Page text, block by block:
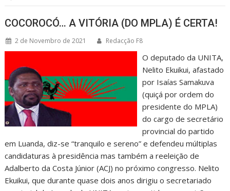
COCOROCÓ… A VITÓRIA (DO MPLA) É CERTA!
2 de Novembro de 2021 Redacção F8
O deputado da UNITA,
Nelito Ekuikui, afastado
por Isaías Samakuva
(quiçá por ordem do
presidente do MPLA)
do cargo de secretário
provincial do partido
em Luanda, diz-se “tranquilo e sereno” e defendeu múltiplas
candidaturas à presidência mas também a reeleição de
Adalberto da Costa Júnior (ACJ) no próximo congresso. Nelito
Ekuikui, que durante quase dois anos dirigiu o secretariado